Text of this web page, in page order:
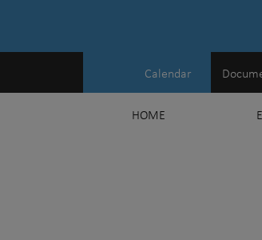
Calendar
HOME